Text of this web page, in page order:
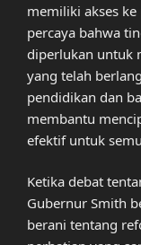
memiliki akses
percaya bahwa
diperlukan untuk
yang telah
pendidikan dan
membantu
efektif untuk
Ketika debat
Gubernur Smith
berani tentang